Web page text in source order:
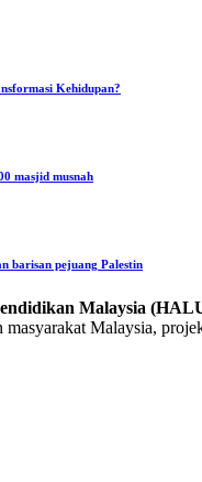
Kehidupan?
masjid musnah
barisan pejuang Palestin
Malaysia
Malaysia,